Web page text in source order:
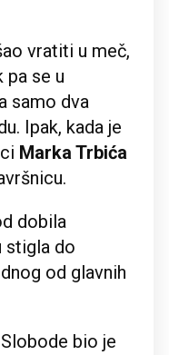
vratiti u meč,
pa se u
samo dva
Ipak, kada je
Marka Trbića
dobila
stigla do
od glavnih
bio je